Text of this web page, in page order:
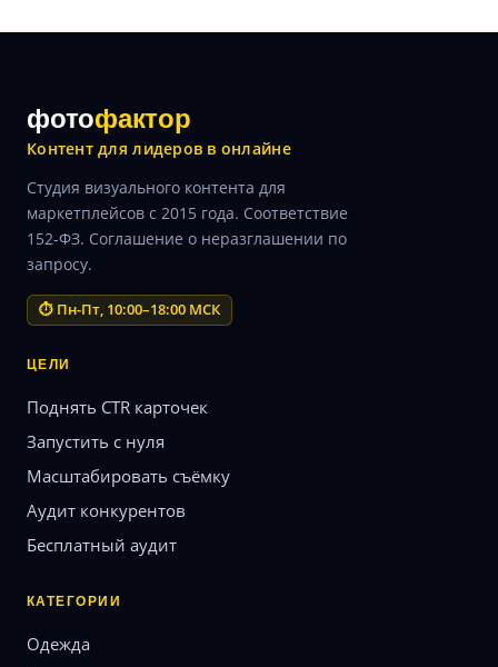
фотофактор
Контент для лидеров в онлайне
Студия визуального контента для
маркетплейсов с 2015 года. Соответствие
152-ФЗ. Соглашение о неразглашении по
запросу.
⏱ Пн-Пт, 10:00–18:00 МСК
ЦЕЛИ
Поднять CTR карточек
Запустить с нуля
Масштабировать съёмку
Аудит конкурентов
Бесплатный аудит
КАТЕГОРИИ
Одежда